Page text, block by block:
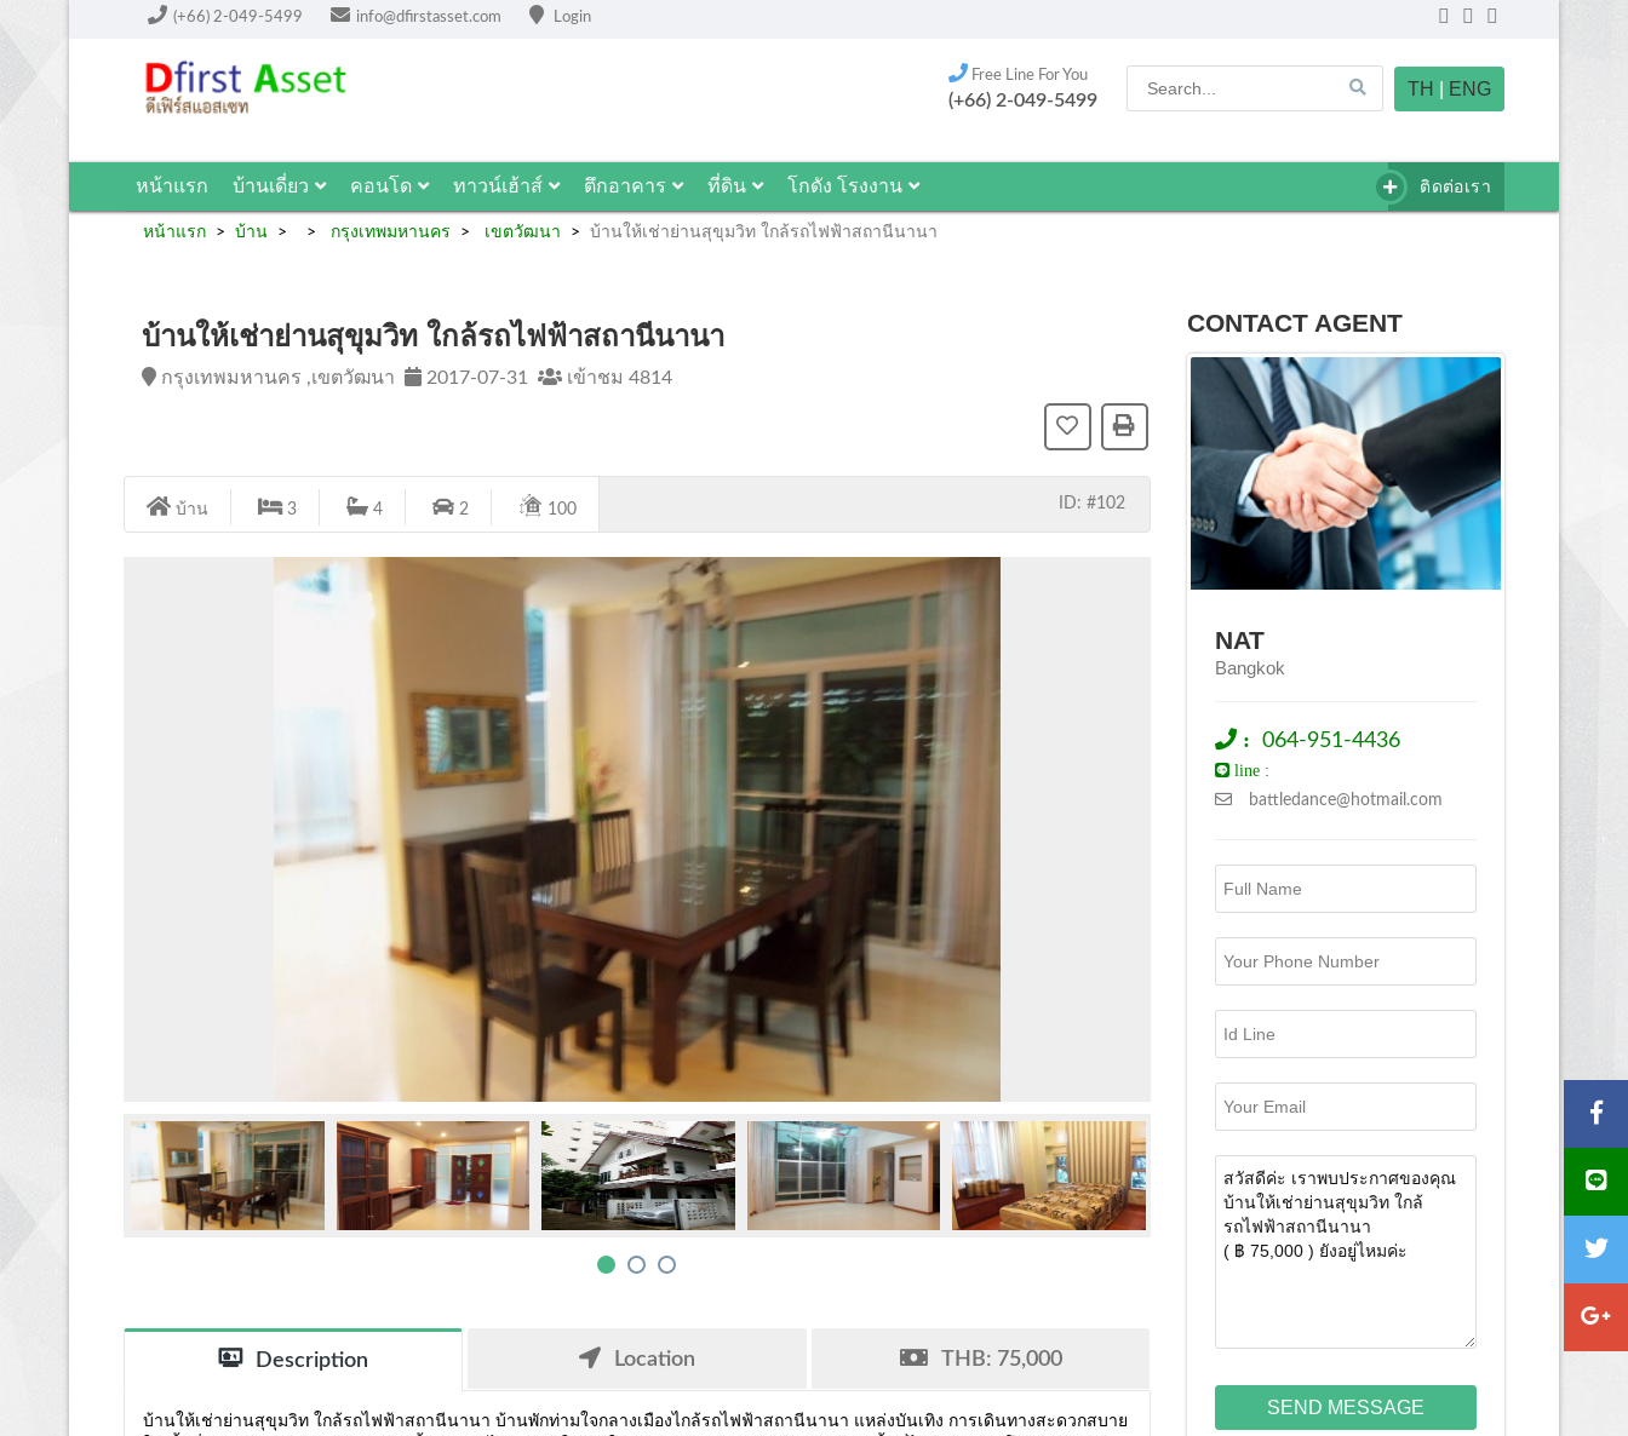
(+66) 2-049-5499 info@dfirstasset.com Login
Free Line For You
(+66) 2-049-5499
TH ENG
ติดต่อเรา
หน้าแรก บ้านเดี่ยว คอนโด ทาวน์เฮ้าส์ ตึกอาคาร ที่ดิน โกดัง โรงงาน
หน้าแรก บ้าน กรุงเทพมหานคร เขตวัฒนา บ้านให้เช่าย่านสุขุมวิท ใกล้รถไฟฟ้าสถานีนานา
บ้านให้เช่าย่านสุขุมวิท ใกล้รถไฟฟ้าสถานีนานา
กรุงเทพมหานคร ,เขตวัฒนา 2017-07-31 เข้าชม 4814
บ้าน 3 4 2 100 ID: #102
Description Location THB: 75,000
บ้านให้เช่าย่านสุขุมวิท ใกล้รถไฟฟ้าสถานีนานา บ้านพักท่ามใจกลางเมืองไกล้รถไฟฟ้าสถานีนานา แหล่งบันเทิง การเดินทางสะดวกสบาย
CONTACT AGENT
NAT
Bangkok
: 064-951-4436
line :
battledance@hotmail.com
SEND MESSAGE